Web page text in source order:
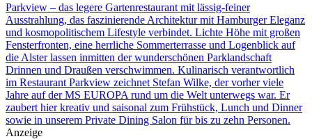
Parkview – das legere Gartenrestaurant mit lässig-feiner
Ausstrahlung, das faszinierende Architektur mit Hamburger Eleganz
und kosmopolitischem Lifestyle verbindet. Lichte Höhe mit großen
Fensterfronten, eine herrliche Sommerterrasse und Logenblick auf
die Alster lassen inmitten der wunderschönen Parklandschaft
Drinnen und Draußen verschwimmen. Kulinarisch verantwortlich
im Restaurant Parkview zeichnet Stefan Wilke, der vorher viele
Jahre auf der MS EUROPA rund um die Welt unterwegs war. Er
zaubert hier kreativ und saisonal zum Frühstück, Lunch und Dinner
sowie in unserem Private Dining Salon für bis zu zehn Personen.
Anzeige